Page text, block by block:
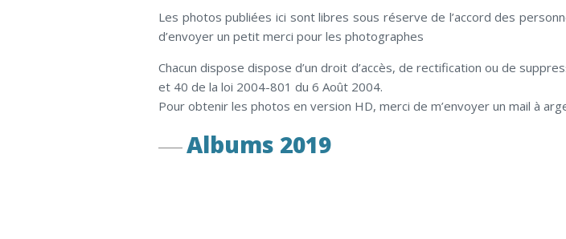
Les photos publiées ici sont libres sous réserve de l’accord des
d’envoyer un petit merci pour les photographes
Chacun dispose dispose d’un droit d’accès, de rectification ou de
et 40 de la loi 2004-801 du 6 Août 2004.
Pour obtenir les photos en version HD, merci de m’envoyer un mail à
Albums 2019